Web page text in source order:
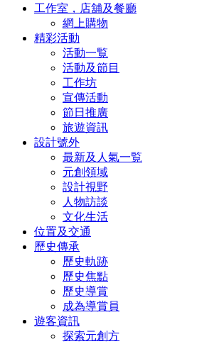
工作室，店舖及餐廳
網上購物
精彩活動
活動一覧
活動及節目
工作坊
宣傳活動
節日推廣
旅遊資訊
設計號外
最新及人氣一覧
元創領域
設計視野
人物訪談
文化生活
位置及交通
歷史傳承
歷史軌跡
歷史焦點
歷史導賞
成為導賞員
遊客資訊
探索元創方